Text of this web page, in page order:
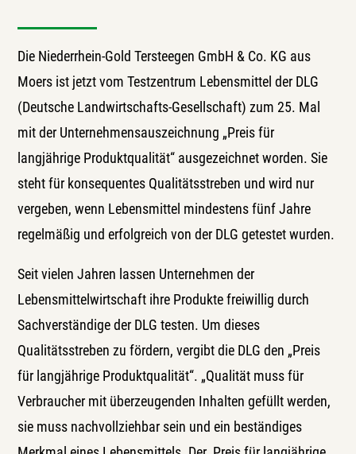
Die Niederrhein-Gold Tersteegen GmbH & Co. KG aus
Moers ist jetzt vom Testzentrum Lebensmittel der DLG
(Deutsche Landwirtschafts-Gesellschaft) zum 25. Mal
mit der Unternehmensauszeichnung „Preis für
langjährige Produktqualität“ ausgezeichnet worden. Sie
steht für konsequentes Qualitätsstreben und wird nur
vergeben, wenn Lebensmittel mindestens fünf Jahre
regelmäßig und erfolgreich von der DLG getestet wurden.
Seit vielen Jahren lassen Unternehmen der
Lebensmittelwirtschaft ihre Produkte freiwillig durch
Sachverständige der DLG testen. Um dieses
Qualitätsstreben zu fördern, vergibt die DLG den „Preis
für langjährige Produktqualität“. „Qualität muss für
Verbraucher mit überzeugenden Inhalten gefüllt werden,
sie muss nachvollziehbar sein und ein beständiges